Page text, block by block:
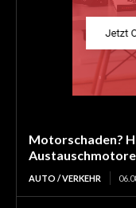
Motorschaden?
AUTO / VERKEHR